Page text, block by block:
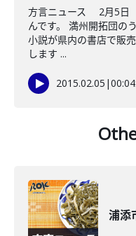
方言ニュース 2月5日
んです。 満州開拓団の
小説が県内の書店で販
します ...
2015.02.05 |
浦添